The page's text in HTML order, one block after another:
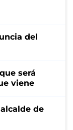
del
será
viene
de